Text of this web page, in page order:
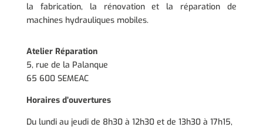
la fabrication, la rénovation et la réparation de
machines hydrauliques mobiles.
Atelier Réparation
5, rue de la Palanque
65 600 SEMEAC
Horaires d’ouvertures
Du lundi au jeudi de 8h30 à 12h30 et de 13h30 à 17h15,